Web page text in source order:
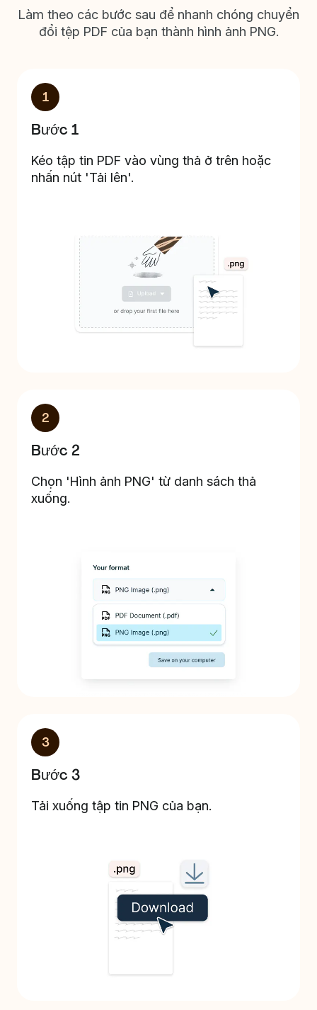
Làm theo các bước sau để nhanh chóng chuyển
đổi tệp PDF của bạn thành hình ảnh PNG.
1
Bước 1
Kéo tập tin PDF vào vùng thả ở trên hoặc
nhấn nút 'Tải lên'.
2
Bước 2
Chọn 'Hình ảnh PNG' từ danh sách thả
xuống.
3
Bước 3
Tải xuống tập tin PNG của bạn.